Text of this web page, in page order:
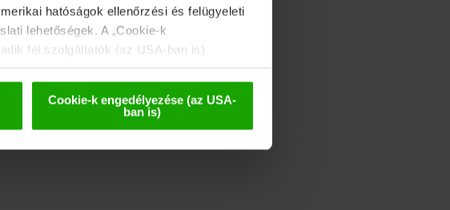
hatóságok ellenőrzési és felügyeleti
lehetőségek. A „Cookie-k
fél szolgáltatók (az USA-ban is)
Cookie-k engedélyezése (az USA-
ban is)